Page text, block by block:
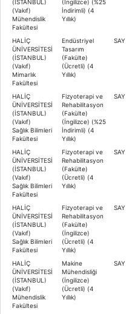
(İSTANBUL)
(Vakıf)
Mühendislik
Fakültesi
(İngilizce) (%25
İndirimli) (4
Yıllık)
HALİÇ
ÜNİVERSİTESİ
(İSTANBUL)
(Vakıf)
Mimarlık
Fakültesi
Endüstriyel
Tasarım
(Fakülte)
(Ücretli) (4
Yıllık)
SAY
HALİÇ
ÜNİVERSİTESİ
(İSTANBUL)
(Vakıf)
Sağlık Bilimleri
Fakültesi
Fizyoterapi ve
Rehabilitasyon
(Fakülte)
(İngilizce) (%25
İndirimli) (4
Yıllık)
SAY
HALİÇ
ÜNİVERSİTESİ
(İSTANBUL)
(Vakıf)
Sağlık Bilimleri
Fakültesi
Fizyoterapi ve
Rehabilitasyon
(Fakülte)
(Ücretli) (4
Yıllık)
SAY
HALİÇ
ÜNİVERSİTESİ
(İSTANBUL)
(Vakıf)
Sağlık Bilimleri
Fakültesi
Fizyoterapi ve
Rehabilitasyon
(Fakülte)
(İngilizce)
(Ücretli) (4
Yıllık)
SAY
HALİÇ
ÜNİVERSİTESİ
(İSTANBUL)
(Vakıf)
Mühendislik
Fakültesi
Makine
Mühendisliği
(İngilizce)
(Ücretli) (4
Yıllık)
SAY